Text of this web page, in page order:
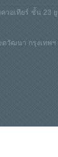
วอเทียร์ ชั้น 23
วัฒนา กรุงเทพฯ